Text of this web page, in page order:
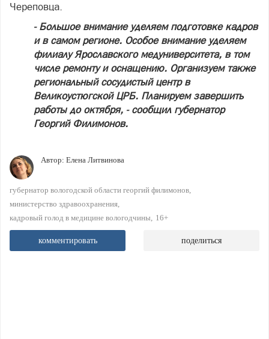
Череповца.
- Большое внимание уделяем подготовке кадров
и в самом регионе. Особое внимание уделяем
филиалу Ярославского медуниверситета, в том
числе ремонту и оснащению. Организуем также
региональный сосудистый центр в
Великоустюгской ЦРБ. Планируем завершить
работы до октября, - сообщил губернатор
Георгий Филимонов.
Автор: Елена Литвинова
губернатор вологодской области георгий филимонов
министерство здравоохранения
кадровый голод в медицине вологодчины
16+
комментировать поделиться